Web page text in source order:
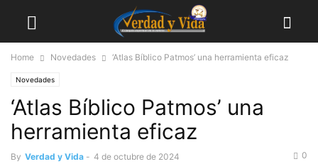
Home Novedades ‘Atlas Bíblico Patmos’ una herramienta eficaz
Novedades
‘Atlas Bíblico Patmos’ una
herramienta eficaz
By Verdad y Vida - 4 de octubre de 2024 0